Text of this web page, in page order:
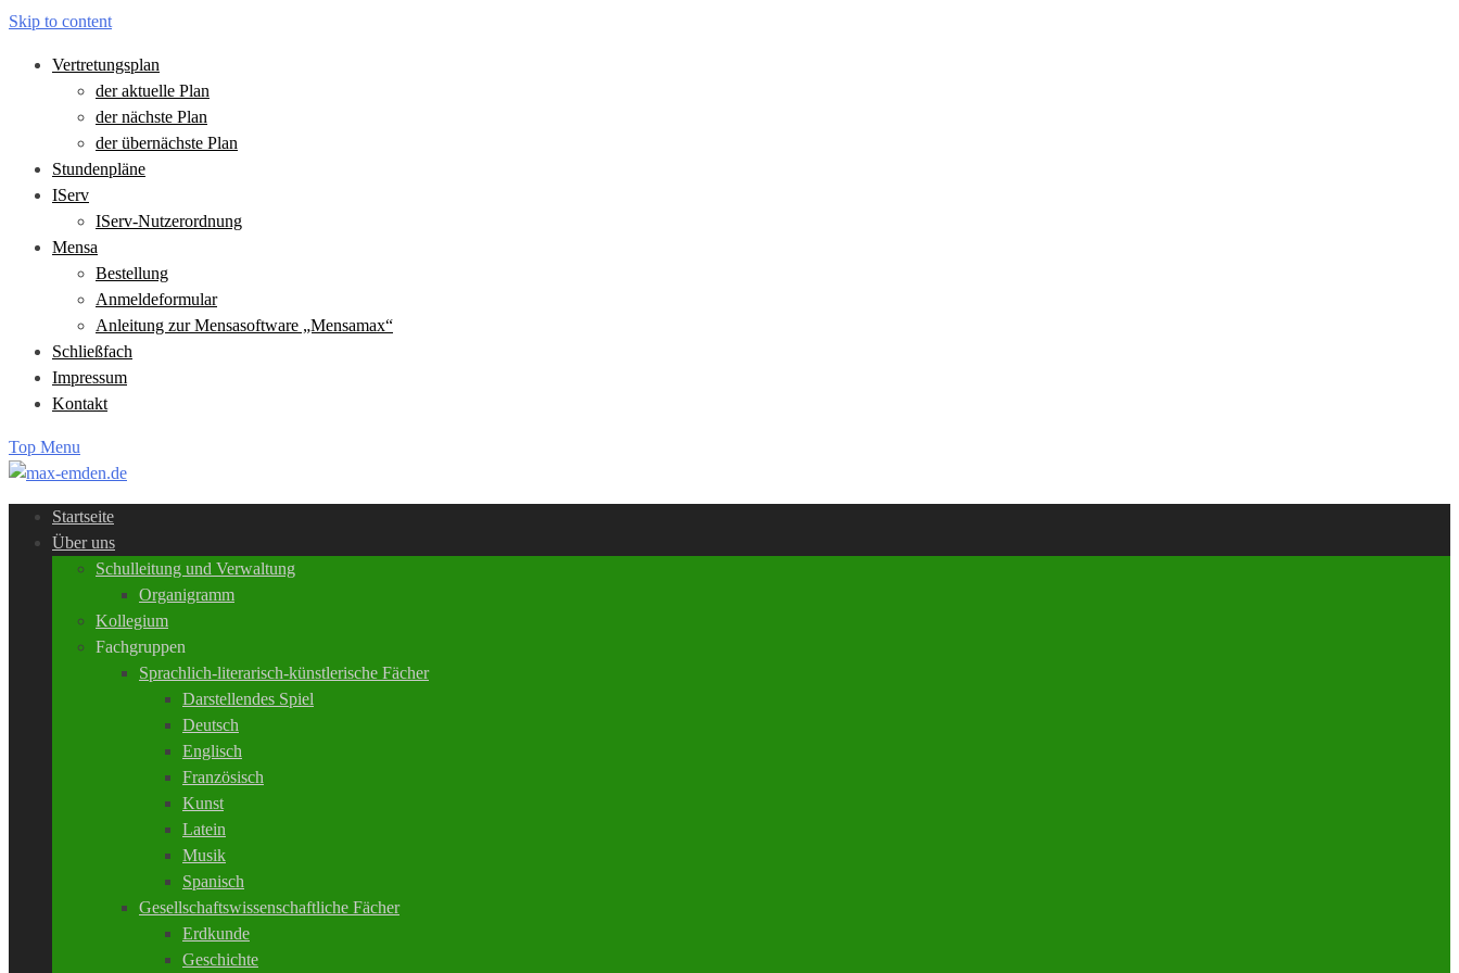
Skip to content
Vertretungsplan
der aktuelle Plan
der nächste Plan
der übernächste Plan
Stundenpläne
IServ
IServ-Nutzerordnung
Mensa
Bestellung
Anmeldeformular
Anleitung zur Mensasoftware „Mensamax“
Schließfach
Impressum
Kontakt
Top Menu
Startseite
Über uns
Schulleitung und Verwaltung
Organigramm
Kollegium
Fachgruppen
Sprachlich-literarisch-künstlerische Fächer
Darstellendes Spiel
Deutsch
Englisch
Französisch
Kunst
Latein
Musik
Spanisch
Gesellschaftswissenschaftliche Fächer
Erdkunde
Geschichte